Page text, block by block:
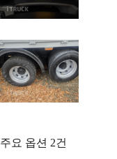
주요 옵션 2건